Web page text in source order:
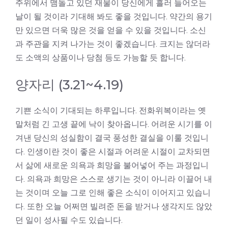
주위에서 맴돌고 있던 재물이 당신에게 흘러 들어오는
날이 될 것이라 기대해 봐도 좋을 것입니다. 약간의 용기
만 있으면 더욱 많은 것을 얻을 수 있을 것입니다. 소신
과 주관을 지켜 나가는 것이 좋겠습니다. 크지는 않더라
도 소액의 상품이나 당첨 등도 가능할 듯 합니다.
양자리 (3.21~4.19)
기쁜 소식이 기대되는 하루입니다. 전화위복이라는 옛
말처럼 긴 고생 끝에 낙이 찾아옵니다. 어려운 시기를 이
겨낸 당신의 성실함이 결국 풍성한 결실을 이룰 것입니
다. 인생이란 것이 좋은 시절과 어려운 시절이 교차되면
서 삶에 새로운 의욕과 희망을 불어넣어 주는 과정입니
다. 의욕과 희망은 스스로 생기는 것이 아니라 이끌어 내
는 것이며 오늘 그로 인해 좋은 소식이 이어지고 있습니
다. 또한 오늘 어쩌면 빌려준 돈을 받거나 생각지도 않았
던 일이 성사될 수도 있습니다.